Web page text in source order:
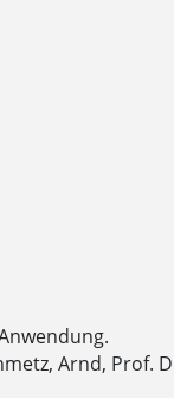
Arnd, Prof.